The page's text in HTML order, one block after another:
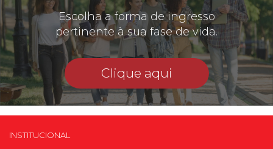
Escolha a forma de ingresso
pertinente à sua fase de vida.
Clique aqui
INSTITUCIONAL